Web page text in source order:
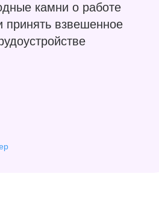
камни о работе
принять взвешенное